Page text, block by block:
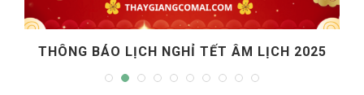
THÔNG BÁO LỊCH NGHỈ TẾT ÂM LỊCH 2025